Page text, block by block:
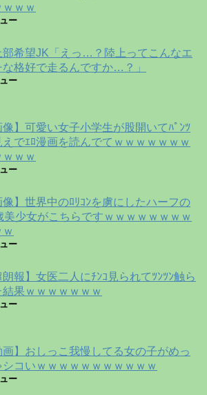
ｗｗｗ
ー
部希望JK「えっ…？陸上ってこんなエ
な格好で走るんですか…？」
ー
像】可愛い女子小学生が股開いてﾊﾟﾝﾂ
えでｴﾛ漫画を読んでてｗｗｗｗｗｗｗ
ｗｗｗ
ー
像】世界中のﾛﾘｺﾝを虜にしたハーフの
美少女がこちらですｗｗｗｗｗｗｗｗ
ｗ
ー
朗報】女医二人にﾁﾝｺ見られてﾂﾝﾂﾝ触ら
結果ｗｗｗｗｗｗｗ
ー
画】おしっこ我慢してる女の子がめっ
シコいｗｗｗｗｗｗｗｗｗｗｗ
ー